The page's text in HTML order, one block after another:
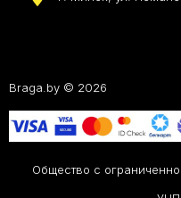
Braga.by © 2026
Общество с